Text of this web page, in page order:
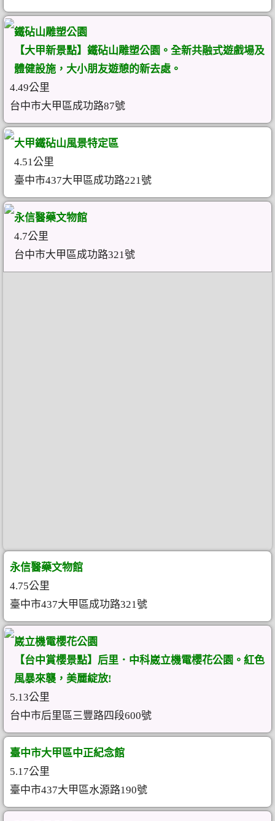
鐵砧山雕塑公園
【大甲新景點】鐵砧山雕塑公園。全新共融式遊戲場及
體健設施，大小朋友遊憩的新去處。
4.49公里
台中市大甲區成功路87號
大甲鐵砧山風景特定區
4.51公里
臺中市437大甲區成功路221號
永信醫藥文物館
4.7公里
台中市大甲區成功路321號
永信醫藥文物館
4.75公里
臺中市437大甲區成功路321號
崴立機電櫻花公園
【台中賞櫻景點】后里．中科崴立機電櫻花公園。紅色
風暴來襲，美麗綻放!
5.13公里
台中市后里區三豐路四段600號
臺中市大甲區中正紀念館
5.17公里
臺中市437大甲區水源路190號